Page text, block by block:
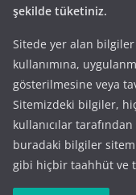
şekilde tüketiniz.
Sitede yer alan
kullanımına,
gösterilmesine veya
Sitemizdeki bilgiler,
kullanıcılar
buradaki bilgiler
gibi hiçbir taahhüt ve